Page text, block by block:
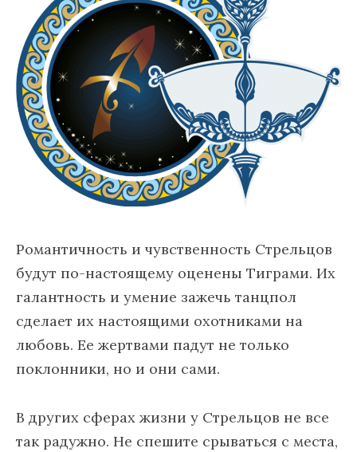
Романтичность и чувственность Стрельцов
будут по-настоящему оценены Тиграми. Их
галантность и умение зажечь танцпол
сделает их настоящими охотниками на
любовь. Ее жертвами падут не только
поклонники, но и они сами.
В других сферах жизни у Стрельцов не все
так радужно. Не спешите срываться с места,